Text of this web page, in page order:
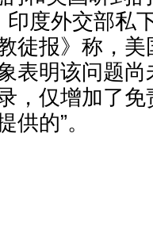
印度外交部私
徒报》称，
表明该问题
，仅增加了
供的”。